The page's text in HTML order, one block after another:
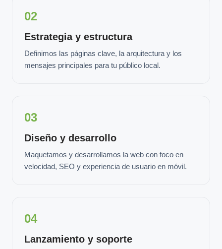
02
Estrategia y estructura
Definimos las páginas clave, la arquitectura y los
mensajes principales para tu público local.
03
Diseño y desarrollo
Maquetamos y desarrollamos la web con foco en
velocidad, SEO y experiencia de usuario en móvil.
04
Lanzamiento y soporte